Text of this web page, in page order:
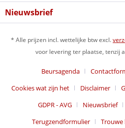
Nieuwsbrief
* Alle prijzen incl. wettelijke btw excl.
voor levering ter plaatse, tenzij
Beursagenda
Cookies wat zijn het
Disclaimer
GDPR - AVG
Nieuwsbrief
Terugzendformulier
Trouwe